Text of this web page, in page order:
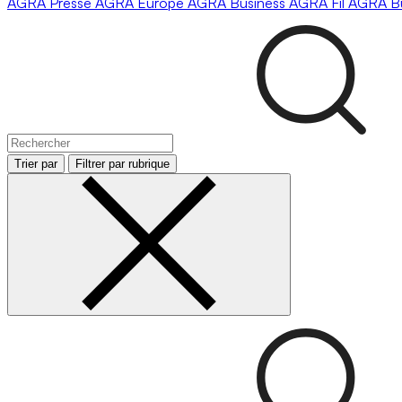
Trier par Filtrer par rubrique